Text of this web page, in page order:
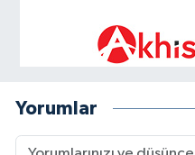
Yorumlar